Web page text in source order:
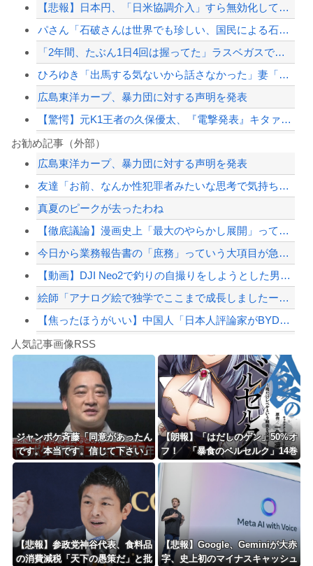
【悲報】日本円、「日米協調介入」すら無効化してしまうｗｗｗｗｗ
パさん「石破さんは世界でも珍しい、国民による石破辞めるなデモが自然発生した総理大...
「2年間、たぶん1日4回は握ってた」ラスベガスで買った3,000円のキーホルダー...
ひろゆき「出馬する気ないから話さなかった」妻「それでも不誠実だろ」→離婚協議へｗ...
広島東洋カープ、暴力団に対する声明を発表
【驚愕】元K1王者の久保優太、『電撃発表』キタァアアアアアーーーーーー！！
PTA会長「PTA参加拒否した親へ最終警告。こうなってもいい？」
【朗報】『8番出口』金ローで地上波初放送ｗｗｗ
【配信者】「金バエ」のSNS更新が1週間途絶え、様々な憶測が飛び交う。1週間ぶり...
【緊急速報】NYで警官が黒人男性の首を絞め、暴動第二波不可避へ
Powered by livedoor 相互RSS
お勧め記事（外部）
広島東洋カープ、暴力団に対する声明を発表
友達「お前、なんか性犯罪者みたいな思考で気持ち悪いな」言われたわ
真夏のピークが去ったわね
【徹底議論】漫画史上「最大のやらかし展開」って結局なんだと思う？
今日から業務報告書の「庶務」っていう大項目が急に廃止されたんだけど意味不明すぎる
【動画】DJI Neo2で釣りの自撮りをしようとした男の悲劇（ノ∇`）
絵師「アナログ絵で独学でここまで成長しましたー！」→AIイラストだろと批判殺到→...
【焦ったほうがいい】中国人「日本人評論家がBYDのラッコの装備を褒めてるけど中国...
しんのすけ「ギアスを手に入れたゾ」
8/4のニュース
日本旅行キャンセルすべきか…1万年ぶり史上最大級の火山の兆し＝韓国の反応
更新中止のお知らせ
海外「おめでとうタキ！」リヴァプール南野がバースデーゴール！！
人気記事画像RSS
ジャンポケ斉藤「同意があったん
です。本当です。信じて下さい」
←何でこの主張が通らないの？
【朗報】「はだしのゲン」50%オ
フ！ 「暴食のベルセルク」14巻
無料ｗｗｗｗｗｗ
【悲報】参政党神谷代表、食料品
の消費減税「天下の愚策だ」と批
【悲報】Google、Geminiが大赤
字、史上初のマイナスキャッシュ